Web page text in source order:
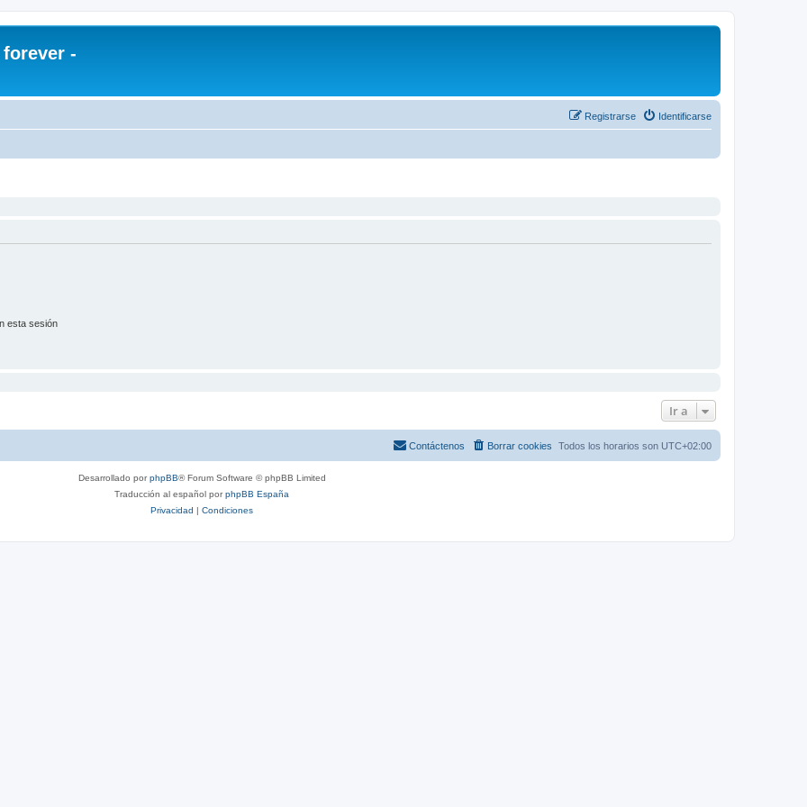
forever -
Identificarse
Registrarse
esta sesión
Ir a
Todos los horarios son UTC+02:00
Borrar cookies
Contáctenos
Desarrollado porphpBB® Forum Software © phpBB Limited
Traducción al español porphpBB España
Privacidad | Condiciones